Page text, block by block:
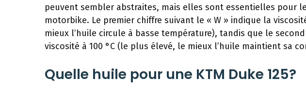
peuvent sembler abstraites, mais elles sont essentielles pour
motorbike. Le premier chiffre suivant le « W » indique la
mieux l’huile circule à basse température), tandis que le
viscosité à 100 °C (le plus élevé, le mieux l’huile maintient sa
Quelle huile pour une KTM Duke 125?